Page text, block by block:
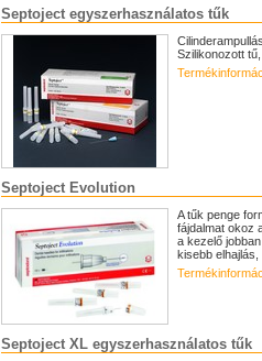
Septoject egyszerhasználatos tűk
Szilikonozott
Septoject Evolution
A tűk penge
fájdalmat okoz
a kezelő
kisebb elhajlás,
Septoject XL egyszerhasználatos tűk